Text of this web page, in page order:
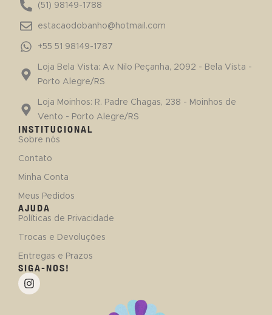
(51) 98149-1788
estacaodobanho@hotmail.com
+55 51 98149-1787
Loja Bela Vista: Av. Nilo Peçanha, 2092 - Bela Vista -
Porto Alegre/RS
Loja Moinhos: R. Padre Chagas, 238 - Moinhos de
Vento - Porto Alegre/RS
INSTITUCIONAL
Sobre nós
Contato
Minha Conta
Meus Pedidos
AJUDA
Políticas de Privacidade
Trocas e Devoluções
Entregas e Prazos
SIGA-NOS!